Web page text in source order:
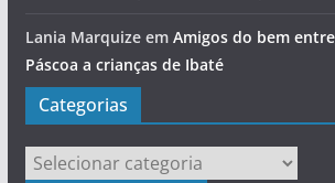
Lania Marquizeem Amigos do bem
Páscoa a crianças de Ibaté
Categorias
Categorias